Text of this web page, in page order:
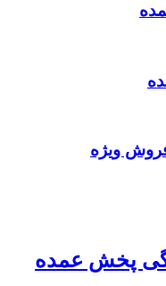
پخش عمده